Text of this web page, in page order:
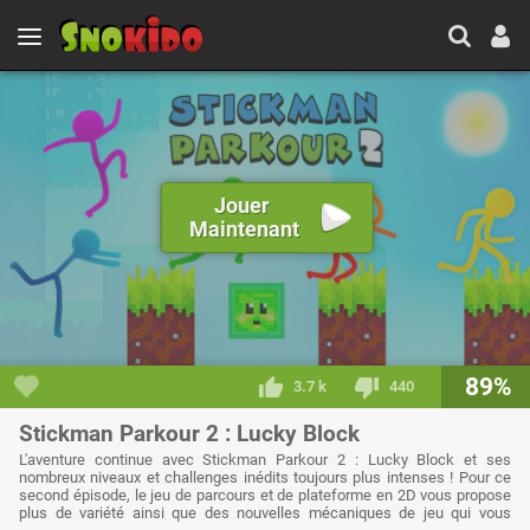
Jouer
Maintenant
3.7 k 440 89%
Stickman Parkour 2 : Lucky Block
L'aventure continue avec Stickman Parkour 2 : Lucky Block et ses
nombreux niveaux et challenges inédits toujours plus intenses ! Pour ce
second épisode, le jeu de parcours et de plateforme en 2D vous propose
plus de variété ainsi que des nouvelles mécaniques de jeu qui vous